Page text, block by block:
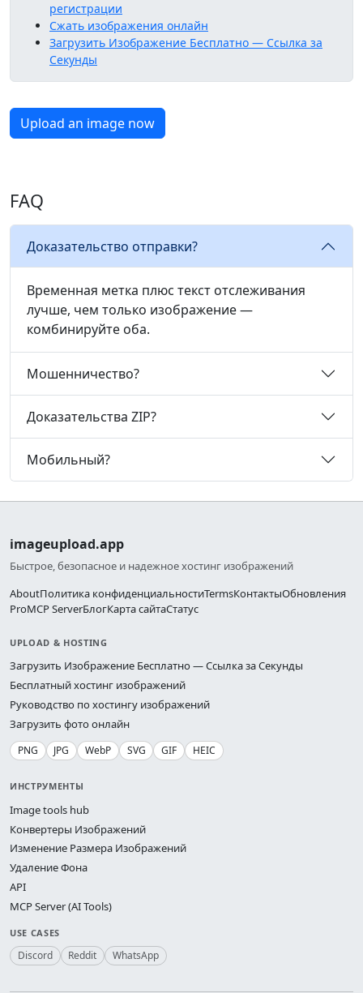
регистрации
Сжать изображения онлайн
Загрузить Изображение Бесплатно — Ссылка за
Секунды
Upload an image now
FAQ
Доказательство отправки?
Временная метка плюс текст отслеживания
лучше, чем только изображение —
комбинируйте оба.
Мошенничество?
Доказательства ZIP?
Мобильный?
imageupload.app
Быстрое, безопасное и надежное хостинг изображений
AboutПолитика конфиденциальностиTermsКонтактыОбновления
ProMCP ServerБлогКарта сайтаСтатус
UPLOAD & HOSTING
Загрузить Изображение Бесплатно — Ссылка за Секунды
Бесплатный хостинг изображений
Руководство по хостингу изображений
Загрузить фото онлайн
PNG JPG WebP SVG GIF HEIC
ИНСТРУМЕНТЫ
Image tools hub
Конвертеры Изображений
Изменение Размера Изображений
Удаление Фона
API
MCP Server (AI Tools)
USE CASES
Discord Reddit WhatsApp